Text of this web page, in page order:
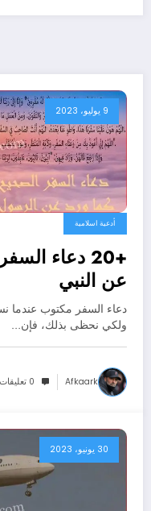
9 يوليو، 2023
أدعية اسلامية
+20 دعاء
عن النبي
دعاء السفر مكتوب عندما
ولكي نحظى بذلك، فإن…
Afkaark 0 تعليقات
30 يونيو، 2023